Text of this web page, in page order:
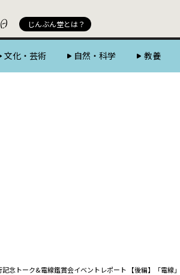
じんぶん堂とは？
文化・芸術 自然・科学 教養
念トーク&電線鑑賞会イベントレポート 【後編】――「電線